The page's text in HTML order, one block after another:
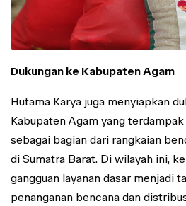
Dukungan ke Kabupaten Agam
Hutama Karya juga menyiapkan
Kabupaten Agam yang
sebagai bagian dari rangkaian
di Sumatra Barat. Di wilayah ini,
gangguan layanan dasar menjadi
penanganan bencana dan